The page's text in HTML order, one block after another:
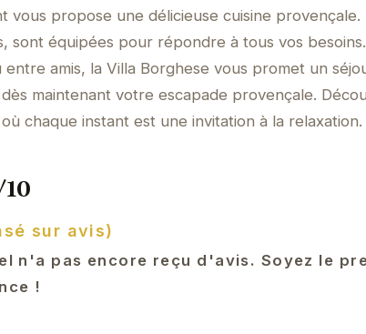
vous propose une délicieuse cuisine
sont équipées pour répondre à tous vos
entre amis, la Villa Borghese vous promet un
maintenant votre escapade provençale.
chaque instant est une invitation à la relaxation.
10
sur avis)
n'a pas encore reçu d'avis. Soyez le
!